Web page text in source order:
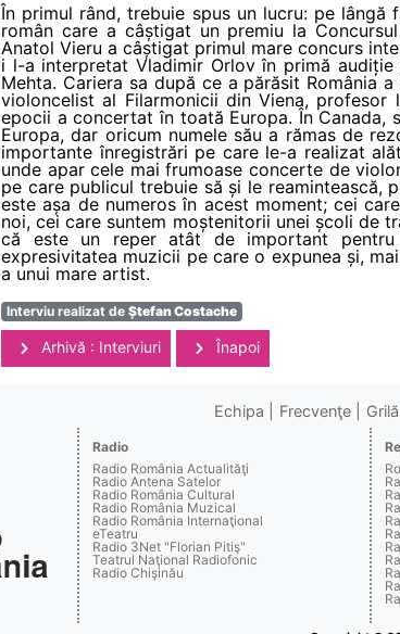
În primul rând, trebuie spus un lucru: pe
român care a câștigat un premiu la
Anatol Vieru a câștigat primul mare concurs
i l-a interpretat Vladimir Orlov în primă
Mehta. Cariera sa după ce a părăsit România
violoncelist al Filarmonicii din Viena,
epocii a concertat în toată Europa. În Canada,
Europa, dar oricum numele său a rămas de
importante înregistrări pe care le-a realizat
unde apar cele mai frumoase concerte de
pe care publicul trebuie să și le reamintească,
este așa de numeros în acest moment; cei
noi, cei care suntem moștenitorii unei școli de
că este un reper atât de important pentru
expresivitatea muzicii pe care o expunea și,
a unui mare artist.
Interviu realizat de Ștefan Costache
Arhivă : Interviuri Înapoi
Echipa Frecvenţe
Radio
Radio România Actualităţi
Radio Antena Satelor
Radio România Cultural
Radio România Muzical
Radio România Internaţional
eTeatru
Radio 3Net "Florian Pitiş"
Teatrul Naţional Radiofonic
Radio Chişinău